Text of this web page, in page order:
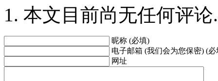
本文目前尚无任何评论.
昵称 (必填)
电子邮箱 (我们会为您保密) (必
网址